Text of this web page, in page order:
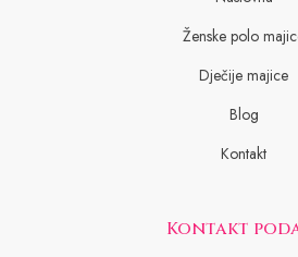
Ženske polo
Dječije majice
Blog
Kontakt
Kontakt